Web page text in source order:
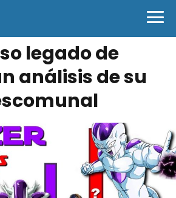
legado de
análisis de su